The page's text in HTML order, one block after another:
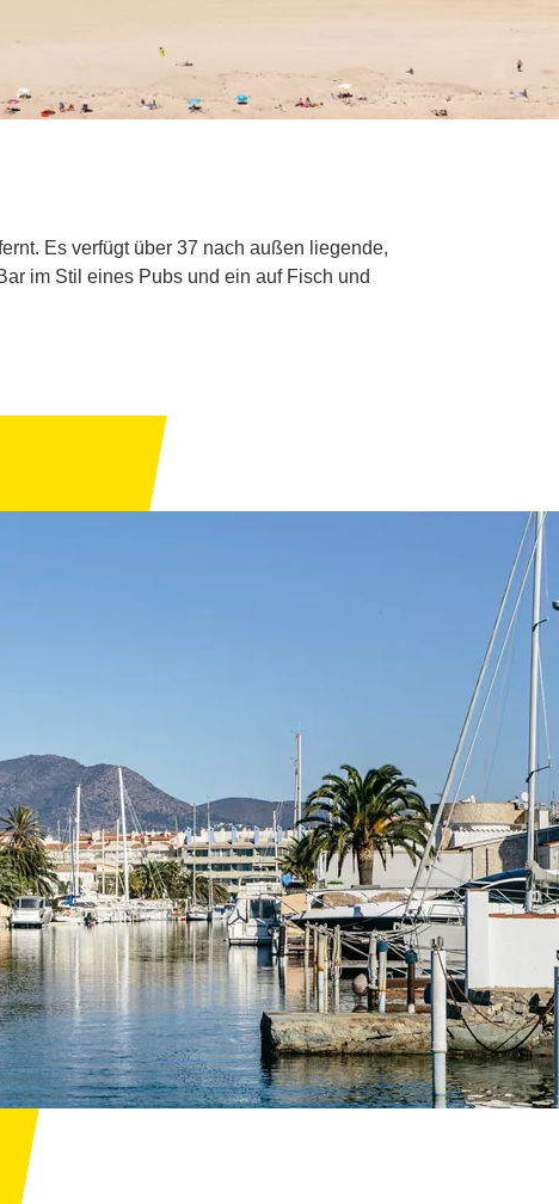
Es verfügt über 37 nach außen liegende,
im Stil eines Pubs und ein auf Fisch und